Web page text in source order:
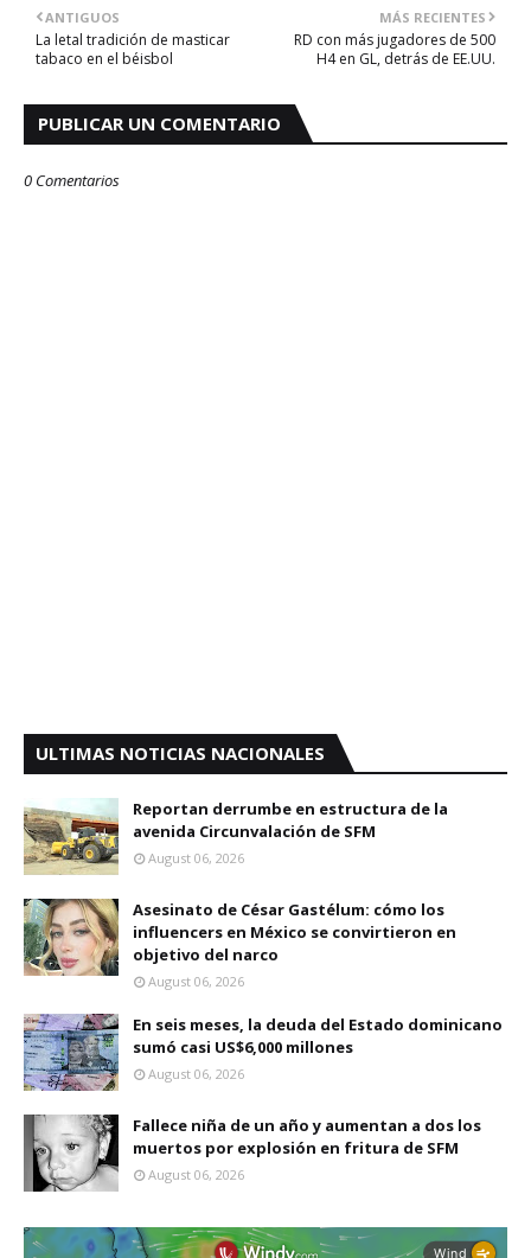
MÁS RECIENTES
RD con más jugadores de 500
H4 en GL, detrás de EE.UU.
ANTIGUOS
La letal tradición de masticar
tabaco en el béisbol
PUBLICAR UN COMENTARIO
0 Comentarios
ULTIMAS NOTICIAS NACIONALES
Reportan derrumbe en estructura de la
avenida Circunvalación de SFM
August 06, 2026
Asesinato de César Gastélum: cómo los
influencers en México se convirtieron en
objetivo del narco
August 06, 2026
En seis meses, la deuda del Estado dominicano
sumó casi US$6,000 millones
August 06, 2026
Fallece niña de un año y aumentan a dos los
muertos por explosión en fritura de SFM
August 06, 2026